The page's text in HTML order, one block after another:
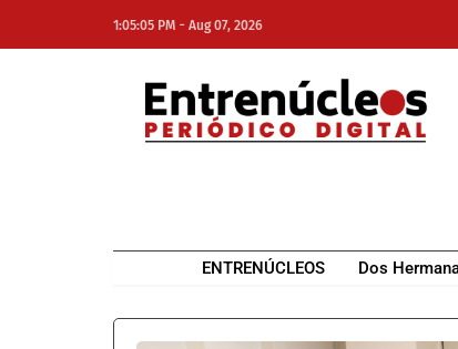
1:05:05 PM - Aug 07, 2026
ENTRENÚCLEOS Dos